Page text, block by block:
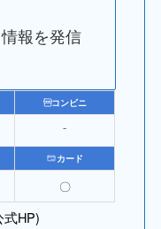
報を発信
コンビニ
⁻
カード
〇
式HP)